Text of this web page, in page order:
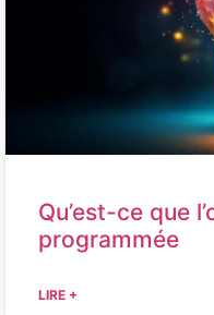
Qu’est-ce que
programmée
LIRE +